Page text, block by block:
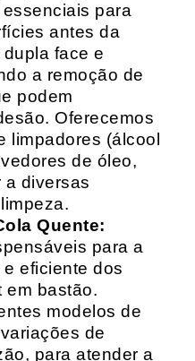
para
antes da
face e
a remoção de
podem
Oferecemos
limpadores (álcool
de óleo,
a diversas
Quente:
para a
eficiente dos
em bastão.
modelos de
de
para atender a